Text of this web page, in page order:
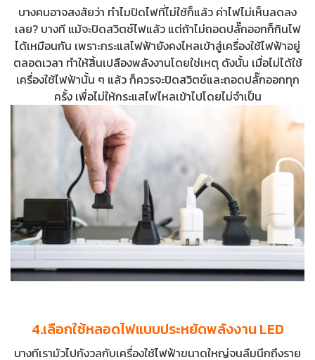
บางคนอาจสงสัยว่า ทำไมปิดไฟที่ไม่ใช้ก็แล้ว ค่าไฟไม่เห็นลดลง
เลย? บางที แม้จะปิดสวิตช์ไฟแล้ว แต่ถ้าไม่ถอดปลั๊กออกก็กินไฟ
ได้เหมือนกัน เพราะกระแสไฟฟ้ายังคงไหลเข้าสู่เครื่องใช้ไฟฟ้าอยู่
ตลอดเวลา ทำให้สิ้นเปลืองพลังงานโดยใช่เหตุ ดังนั้น เมื่อไม่ได้ใช้
เครื่องใช้ไฟฟ้านั้น ๆ แล้ว ก็ควรจะปิดสวิตช์และถอดปลั๊กออกทุก
ครั้ง เพื่อไม่ให้กระแสไฟไหลเข้าไปโดยไม่จำเป็น
4.เลือกใช้หลอดไฟแบบประหยัดพลังงาน LED
บางทีเรามัวไปกังวลกับเครื่องใช้ไฟฟ้าขนาดใหญ่จนลืมนึกถึงราย